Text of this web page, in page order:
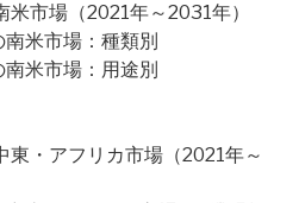
米市場（2021年～2031年）
米市場：種類別
米市場：用途別
東・アフリカ市場（2021年～